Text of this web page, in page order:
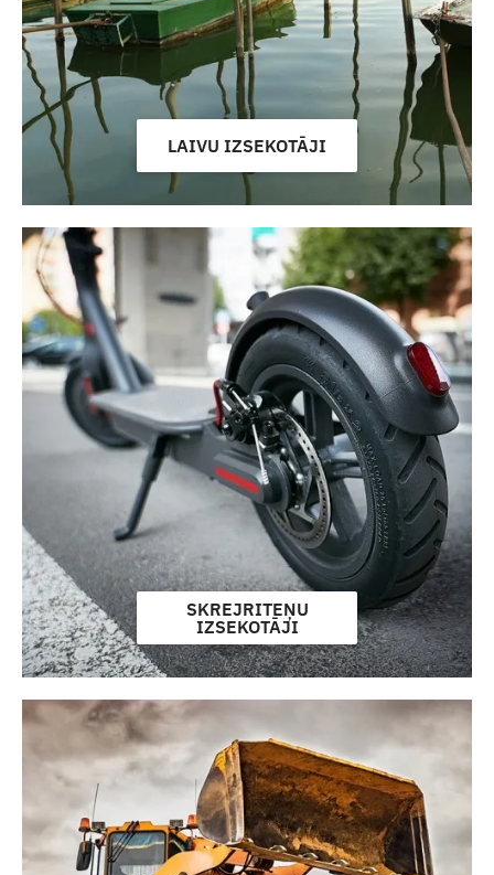
LAIVU IZSEKOTĀJI
SKREJRITEŅU
IZSEKOTĀJI